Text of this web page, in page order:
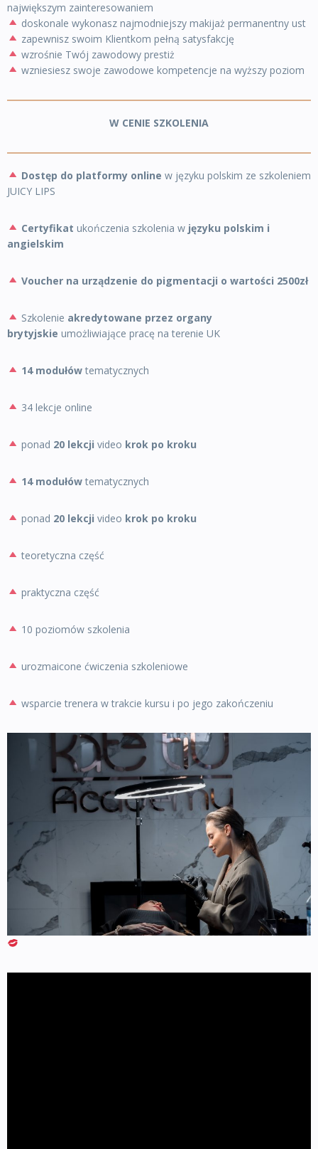
największym zainteresowaniem
doskonale wykonasz najmodniejszy makijaż permanentny ust
zapewnisz swoim Klientkom pełną satysfakcję
wzrośnie Twój zawodowy prestiż
wzniesiesz swoje zawodowe kompetencje na wyższy poziom
W CENIE SZKOLENIA
Dostęp do platformy online w języku polskim ze szkoleniem
JUICY LIPS
Certyfikat ukończenia szkolenia w języku polskim i
angielskim
Voucher na urządzenie do pigmentacji o wartości 2500zł
Szkolenie akredytowane przez organy
brytyjskie umożliwiające pracę na terenie UK
14 modułówtematycznych
34 lekcje online
ponad 20 lekcji video krok po kroku
14 modułówtematycznych
ponad 20 lekcji video krok po kroku
teoretyczna część
praktyczna część
10 poziomów szkolenia
urozmaicone ćwiczenia szkoleniowe
wsparcie trenera w trakcie kursu i po jego zakończeniu